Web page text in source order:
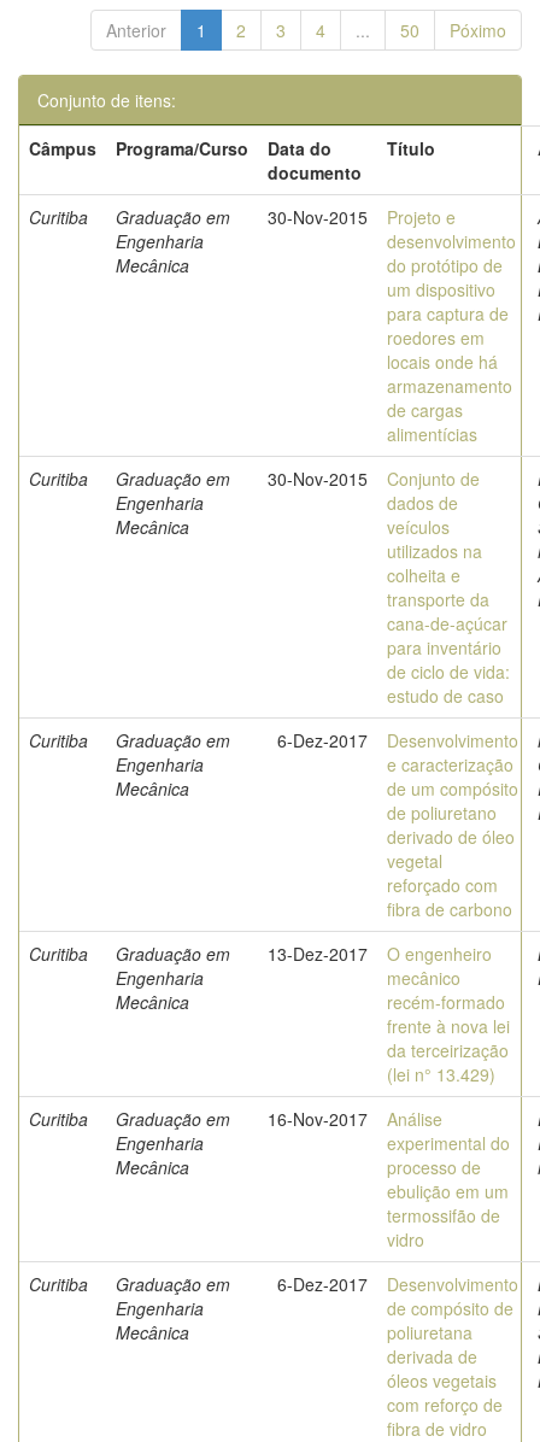
Anterior 1 2 3 4 ... 50 Póximo
Conjunto de itens:
Câmpus
Programa/Curso
Data do
documento
Título
Curitiba
Graduação em
Engenharia
Mecânica
30-Nov-2015
Projeto e
desenvolvimento
do protótipo de
um dispositivo
para captura de
roedores em
locais onde há
armazenamento
de cargas
alimentícias
Curitiba
Graduação em
Engenharia
Mecânica
30-Nov-2015
Conjunto de
dados de
veículos
utilizados na
colheita e
transporte da
cana-de-açúcar
para inventário
de ciclo de vida:
estudo de caso
Curitiba
Graduação em
Engenharia
Mecânica
6-Dez-2017
Desenvolvimento
e caracterização
de um compósito
de poliuretano
derivado de óleo
vegetal
reforçado com
fibra de carbono
Curitiba
Graduação em
Engenharia
Mecânica
13-Dez-2017
O engenheiro
mecânico
recém-formado
frente à nova lei
da terceirização
(lei n° 13.429)
Curitiba
Graduação em
Engenharia
Mecânica
16-Nov-2017
Análise
experimental do
processo de
ebulição em um
termossifão de
vidro
Curitiba
Graduação em
Engenharia
Mecânica
6-Dez-2017
Desenvolvimento
de compósito de
poliuretana
derivada de
óleos vegetais
com reforço de
fibra de vidro